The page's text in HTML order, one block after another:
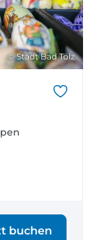
© Stadt Bad Tölz
buchen